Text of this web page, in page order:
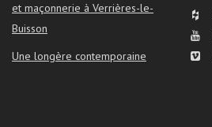
et maçonnerie à Verrières-le-
Buisson
Une longère contemporaine